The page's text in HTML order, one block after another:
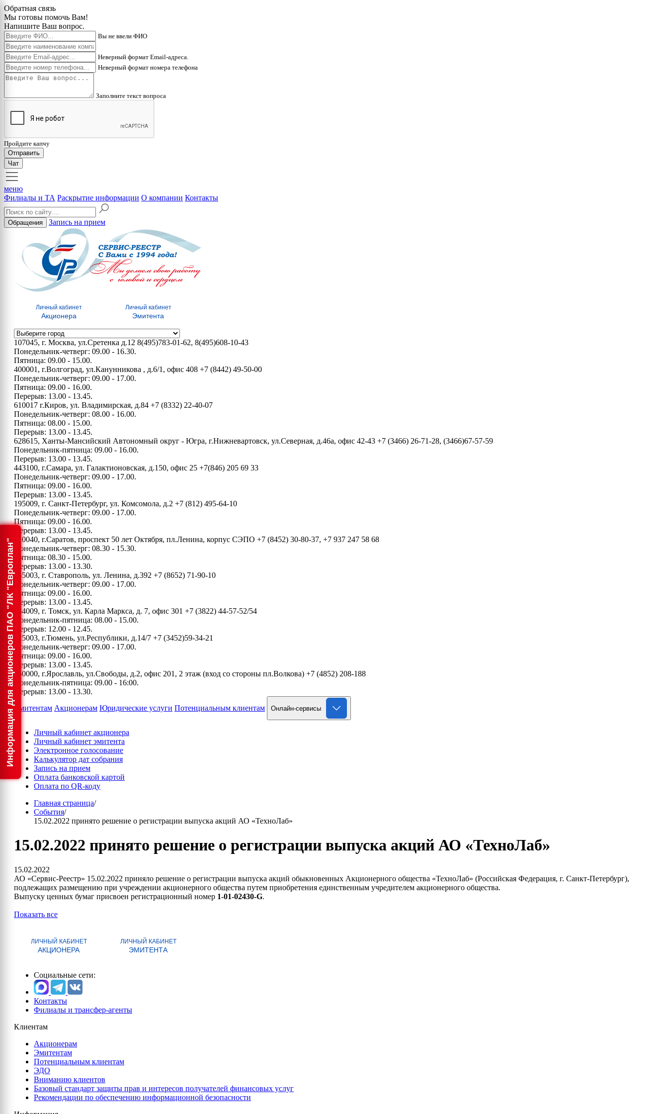
Обратная связь
Мы готовы помочь Вам!
Напишите Ваш вопрос.
Вы не ввели ФИО
Неверный формат Email-адреса.
Неверный формат номера телефона
Заполните текст вопроса
Пройдите капчу
Отправить
Чат
Информация для акционеров ПАО "ЛК "Европлан"
меню
Филиалы и ТА Раскрытие информации О компании Контакты
Обращения Запись на прием
Личный кабинет
Акционера
Личный кабинет
Эмитента
107045, г. Москва, ул.Сретенка д.12 8(495)783-01-62, 8(495)608-10-43
Понедельник-четверг: 09.00 - 16.30.
Пятница: 09.00 - 15.00.
400001, г.Волгоград, ул.Канунникова , д.6/1, офис 408 +7 (8442) 49-50-00
Понедельник-четверг: 09.00 - 17.00.
Пятница: 09.00 - 16.00.
Перерыв: 13.00 - 13.45.
610017 г.Киров, ул. Владимирская, д.84 +7 (8332) 22-40-07
Понедельник-четверг: 08.00 - 16.00.
Пятница: 08.00 - 15.00.
Перерыв: 13.00 - 13.45.
628615, Ханты-Мансийский Автономный округ - Югра, г.Нижневартовск, ул.Северная, д.46а, офис 42-43 +7 (3466) 26-71-28, (3466)67-57-59
Понедельник-пятница: 09.00 - 16.00.
Перерыв: 13.00 - 13.45.
443100, г.Самара, ул. Галактионовская, д.150, офис 25 +7(846) 205 69 33
Понедельник-четверг: 09.00 - 17.00.
Пятница: 09.00 - 16.00.
Перерыв: 13.00 - 13.45.
195009, г. Санкт-Петербург, ул. Комсомола, д.2 +7 (812) 495-64-10
Понедельник-четверг: 09.00 - 17.00.
Пятница: 09.00 - 16.00.
Перерыв: 13.00 - 13.45.
410040, г.Саратов, проспект 50 лет Октября, пл.Ленина, корпус СЭПО +7 (8452) 30-80-37, +7 937 247 58 68
Понедельник-четверг: 08.30 - 15.30.
Пятница: 08.30 - 15.00.
Перерыв: 13.00 - 13.30.
355003, г. Ставрополь, ул. Ленина, д.392 +7 (8652) 71-90-10
Понедельник-четверг: 09.00 - 17.00.
Пятница: 09.00 - 16.00.
Перерыв: 13.00 - 13.45.
634009, г. Томск, ул. Карла Маркса, д. 7, офис 301 +7 (3822) 44-57-52/54
Понедельник-пятница: 08.00 - 15.00.
Перерыв: 12.00 - 12.45.
625003, г.Тюмень, ул.Республики, д.14/7 +7 (3452)59-34-21
Понедельник-четверг: 09.00 - 17.00.
Пятница: 09.00 - 16.00.
Перерыв: 13.00 - 13.45.
150000, г.Ярославль, ул.Свободы, д.2, офис 201, 2 этаж (вход со стороны пл.Волкова) +7 (4852) 208-188
Понедельник-пятница: 09.00 - 16:00.
Перерыв: 13.00 - 13.30.
Эмитентам Акционерам Юридические услуги Потенциальным клиентам Онлайн-сервисы
Личный кабинет акционера
Личный кабинет эмитента
Электронное голосование
Калькулятор дат собрания
Запись на прием
Оплата банковской картой
Оплата по QR-коду
Главная страница/
События/
15.02.2022 принято решение о регистрации выпуска акций АО «ТехноЛаб»
15.02.2022 принято решение о регистрации выпуска акций АО «ТехноЛаб»
15.02.2022
АО «Сервис-Реестр» 15.02.2022 приняло решение о регистрации выпуска акций обыкновенных Акционерного общества «ТехноЛаб» (Российская Федерация, г. Санкт-Петербург),
подлежащих размещению при учреждении акционерного общества путем приобретения единственным учредителем акционерного общества.
Выпуску ценных бумаг присвоен регистрационный номер 1-01-02430-G.
Показать все
ЛИЧНЫЙ КАБИНЕТ
АКЦИОНЕРА
ЛИЧНЫЙ КАБИНЕТ
ЭМИТЕНТА
Социальные сети:
Контакты
Филиалы и трансфер-агенты
Клиентам
Акционерам
Эмитентам
Потенциальным клиентам
ЭДО
Вниманию клиентов
Базовый стандарт защиты прав и интересов получателей финансовых услуг
Рекомендации по обеспечению информационной безопасности